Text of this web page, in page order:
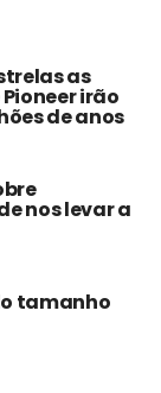
as
irão
de anos
nos levar a
tamanho